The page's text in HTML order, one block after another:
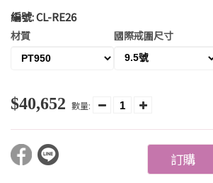
編號:CL-RE26
材質 國際戒圍尺寸
$40,652 數量:
訂購